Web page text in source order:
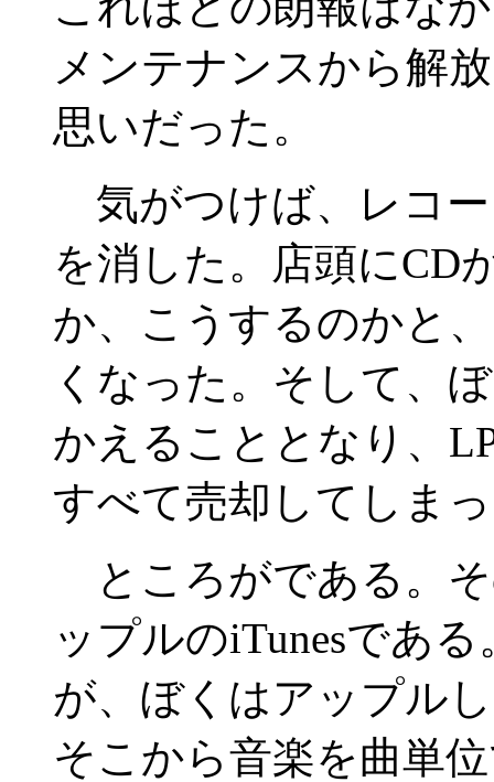
メンテナンスから解
思いだった。
気がつけば、レコ
を消した。店頭にCD
か、こうするのかと
くなった。そして、
かえることとなり、
すべて売却してしま
ところがである。
ップルのiTunesであ
が、ぼくはアップル
そこから音楽を曲単